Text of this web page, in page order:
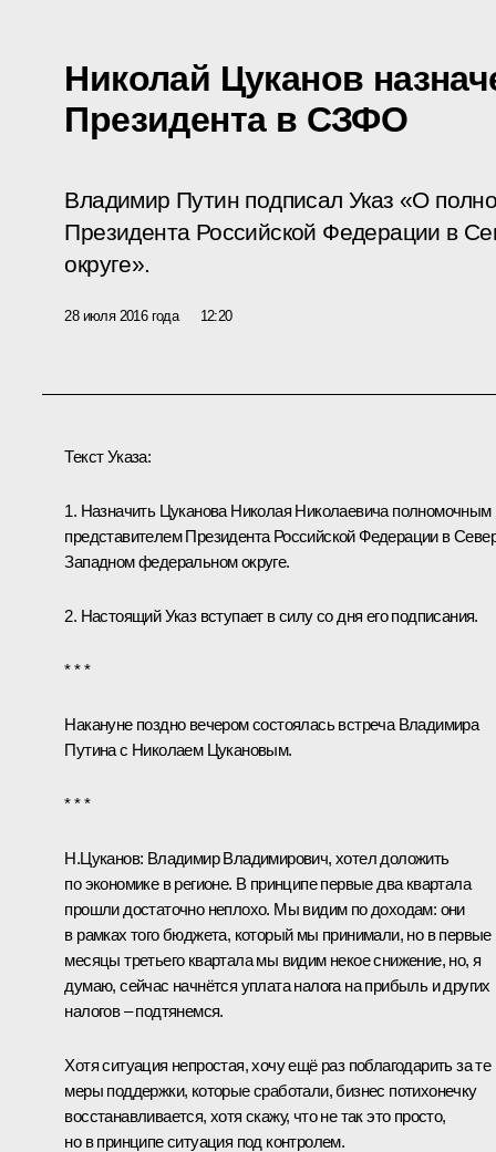
Николай Цуканов
Президента в СЗФО
Владимир Путин подписал Указ «О
Президента Российской Федерации в
округе».
28 июля 2016 года 12:20
Текст Указа:
1. Назначить Цуканова Николая Николаевичаполномочным
представителем Президента Российской Федерации в
Западном федеральном округе.
2. Настоящий Указ вступает в силу со дня его подписания.
* * *
Накануне поздно вечером состоялась встреча Владимира
Путина с Николаем Цукановым.
* * *
Н.Цуканов: Владимир Владимирович, хотел доложить
по экономике в регионе. В принципе первые два квартала
прошли достаточно неплохо. Мы видим по доходам: они
в рамках того бюджета, который мы принимали, но в первые
месяцы третьего квартала мы видим некое снижение, но, я
думаю, сейчас начнётся уплата налога на прибыль и других
налогов – подтянемся.
Хотя ситуация непростая, хочу ещё раз поблагодарить за те
меры поддержки, которые сработали, бизнес потихонечку
восстанавливается, хотя скажу, что не так это просто,
но в принципе ситуация под контролем.